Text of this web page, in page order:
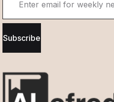
Subscribe